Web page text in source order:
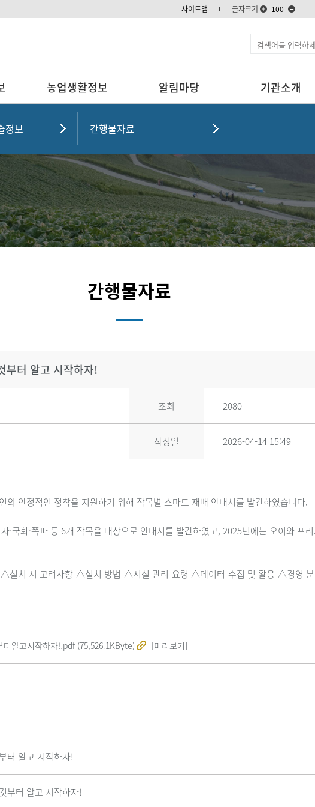
사이트맵 글자크기 100
농업생활정보 알림마당 기관소개
정보 간행물자료
간행물자료
부터 알고 시작하자!
조회 2080
작성일 2026-04-14 15:49
의 안정적인 정착을 지원하기 위해 작목별 스마트 재배 안내서를 발간하였습니다.
·국화·쪽파 등 6개 작목을 대상으로 안내서를 발간하였고, 2025년에는 오이와 프
설치 시 고려사항 △설치 방법 △시설 관리 요령 △데이터 수집 및 활용 △경영
터알고시작하자!.pdf (75,526.1KByte) [미리보기]
터 알고 시작하자!
부터 알고 시작하자!